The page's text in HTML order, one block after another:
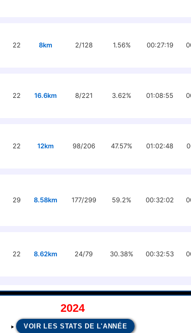
22 8km 2/128 1.56% 00:27:19
22 16.6km 8/221 3.62% 01:08:55
22 12km 98/206 47.57% 01:02:48
29 8.58km 177/299 59.2% 00:32:02
22 8.62km 24/79 30.38% 00:32:53
2024
VOIR LES STATS DE L'ANNÉE